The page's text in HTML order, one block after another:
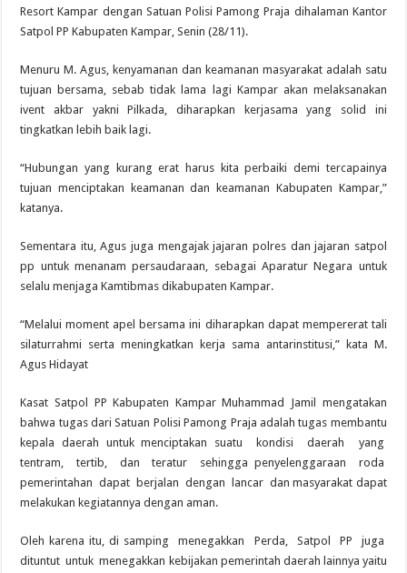
Resort Kampar dengan Satuan Polisi Pamong Praja dihalaman Kantor
Satpol PP Kabupaten Kampar, Senin (28/11).
Menuru M. Agus, kenyamanan dan keamanan masyarakat adalah satu
tujuan bersama, sebab tidak lama lagi Kampar akan melaksanakan
ivent akbar yakni Pilkada, diharapkan kerjasama yang solid ini
tingkatkan lebih baik lagi.
“Hubungan yang kurang erat harus kita perbaiki demi tercapainya
tujuan menciptakan keamanan dan keamanan Kabupaten Kampar,”
katanya.
Sementara itu, Agus juga mengajak jajaran polres dan jajaran satpol
pp untuk menanam persaudaraan, sebagai Aparatur Negara untuk
selalu menjaga Kamtibmas dikabupaten Kampar.
“Melalui moment apel bersama ini diharapkan dapat mempererat tali
silaturrahmi serta meningkatkan kerja sama antarinstitusi,” kata M.
Agus Hidayat
Kasat Satpol PP Kabupaten Kampar Muhammad Jamil mengatakan
bahwa tugas dari Satuan Polisi Pamong Praja adalah tugas membantu
kepala daerah untuk menciptakan suatu kondisi daerah yang
tentram, tertib, dan teratur sehingga penyelenggaraan roda
pemerintahan dapat berjalan dengan lancar dan masyarakat dapat
melakukan kegiatannya dengan aman.
Oleh karena itu, di samping menegakkan Perda, Satpol PP juga
dituntut untuk menegakkan kebijakan pemerintah daerah lainnya yaitu